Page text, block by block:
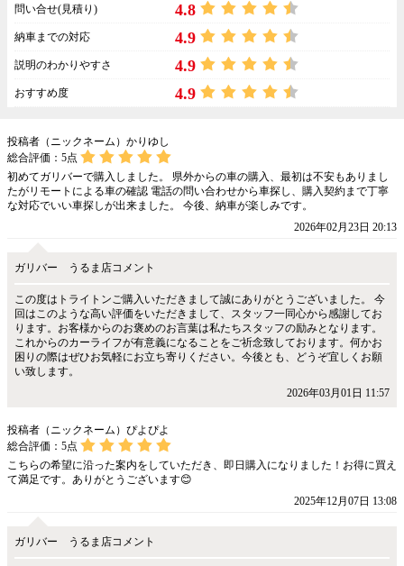
問い合せ(見積り) 4.8
納車までの対応 4.9
説明のわかりやすさ 4.9
おすすめ度 4.9
投稿者（ニックネーム）かりゆし
総合評価： 5点
初めてガリバーで購入しました。 県外からの車の購入、最初は不安もありまし
たがリモートによる車の確認 電話の問い合わせから車探し、購入契約まで丁寧
な対応でいい車探しが出来ました。 今後、納車が楽しみです。
2026年02月23日 20:13
ガリバー うるま店コメント
この度はトライトンご購入いただきまして誠にありがとうございました。 今
回はこのような高い評価をいただきまして、スタッフ一同心から感謝してお
ります。お客様からのお褒めのお言葉は私たちスタッフの励みとなります。
これからのカーライフが有意義になることをご祈念致しております。何かお
困りの際はぜひお気軽にお立ち寄りください。今後とも、どうぞ宜しくお願
い致します。
2026年03月01日 11:57
投稿者（ニックネーム）ぴよぴよ
総合評価： 5点
こちらの希望に沿った案内をしていただき、即日購入になりました！お得に買え
て満足です。ありがとうございます😊
2025年12月07日 13:08
ガリバー うるま店コメント